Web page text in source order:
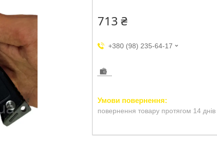
713 ₴
+380 (98) 235-64-17
повернення товару протягом 14 днів